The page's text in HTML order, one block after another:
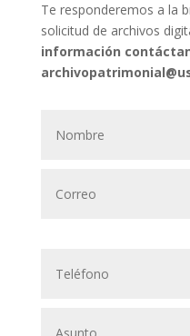
Te responderemos a la
solicitud de archivos
información